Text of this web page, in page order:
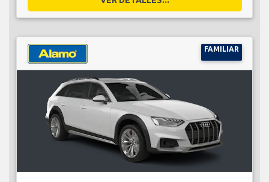
FAMILIAR